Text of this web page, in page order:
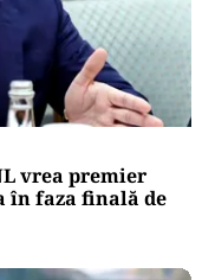
vrea premier
în faza finală de